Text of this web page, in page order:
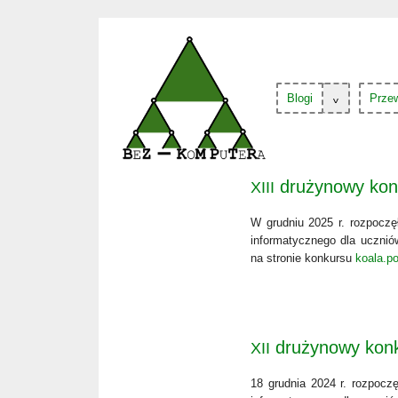
Blogi
XIII drużynowy
W grud­niu 2025 r.
infor­ma­tycz­ne­go dla
na stro­nie kon­kur­su
XII drużynowy
18 grud­nia 2024 r.